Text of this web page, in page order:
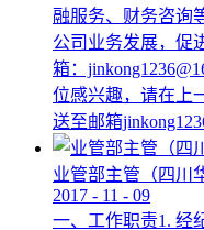
融服务、财务咨询
公司业务发展，促
箱：
位感兴趣，请在上
送至邮箱
业管部主管（四川
2017 - 11 - 09
一、工作职责1. 经